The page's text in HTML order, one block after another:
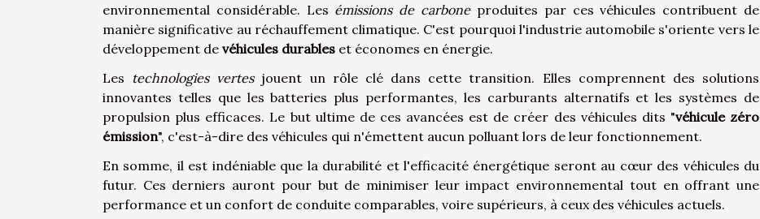
environnemental considérable. Les émissions de carboneproduites par ces véhicules contribuent de
manière significative au réchauffement climatique. C'est pourquoi l'industrie automobile s'oriente vers le
développement de véhicules durables et économes en énergie.
Les technologies vertesjouent un rôle clé dans cette transition. Elles comprennent des solutions
innovantes telles que les batteries plus performantes, les carburants alternatifs et les systèmes de
propulsion plus efficaces. Le but ultime de ces avancées est de créer des véhicules dits "véhicule zéro
émission", c'est-à-dire des véhicules qui n'émettent aucun polluant lors de leur fonctionnement.
En somme, il est indéniable que la durabilité et l'efficacité énergétique seront au cœur des véhicules du
futur. Ces derniers auront pour but de minimiser leur impact environnemental tout en offrant une
performance et un confort de conduite comparables, voire supérieurs, à ceux des véhicules actuels.